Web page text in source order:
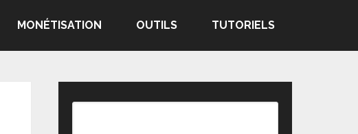
MONÉTISATION OUTILS TUTORIELS